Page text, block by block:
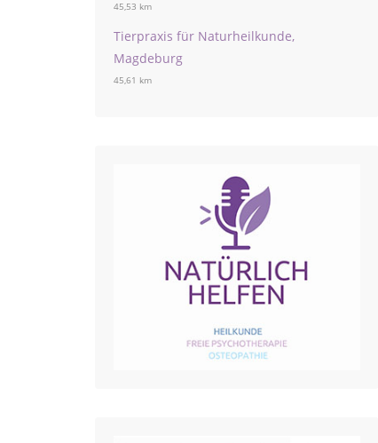
45,53 km
Tierpraxis für Naturheilkunde,
Magdeburg
45,61 km